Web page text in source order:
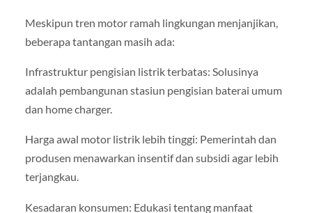
Meskipun tren motor ramah lingkungan menjanjikan,
beberapa tantangan masih ada:
Infrastruktur pengisian listrik terbatas: Solusinya
adalah pembangunan stasiun pengisian baterai umum
dan home charger.
Harga awal motor listrik lebih tinggi: Pemerintah dan
produsen menawarkan insentif dan subsidi agar lebih
terjangkau.
Kesadaran konsumen: Edukasi tentang manfaat